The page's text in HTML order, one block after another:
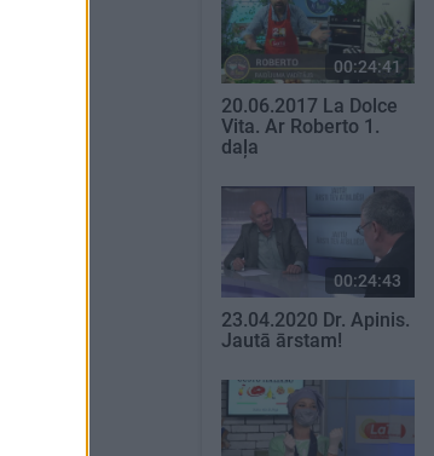
00:24:41
20.06.2017 La Dolce
Vita. Ar Roberto 1.
daļa
00:24:43
23.04.2020 Dr. Apinis.
Jautā ārstam!